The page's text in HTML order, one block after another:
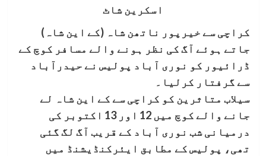
اسکرین شاٹ
کراچی سے خیرپور ناتھن شاہ (کے این شاہ)
جاتے ہوئے آگ کی نظر ہونے والے مسافر کوچ کے
ڈرائیور کو نوری آباد پولیس نے حیدرآباد
سے گرفتار کرلیا۔
سیلاب متاثرین کو کراچی سے کے این شاہ لے
جانے والے کوچ میں 12 اور 13 اکتوبر کی
درمیانی شب نوری آباد کے قریب آگ لگ گئی
تھی، پولیس کے مطابق ایئرکنڈیشنڈ میں